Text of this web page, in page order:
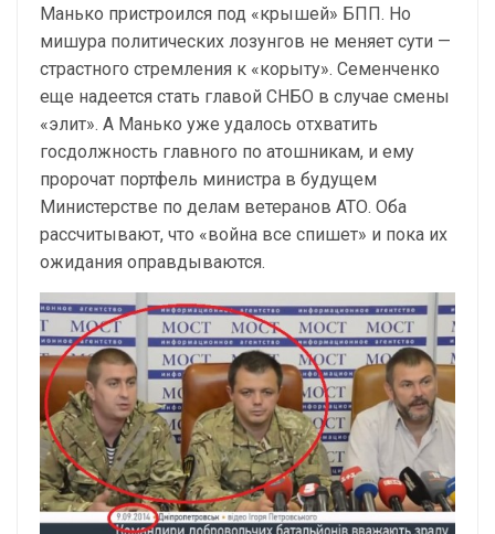
Манько пристроился под «крышей» БПП. Но
мишура политических лозунгов не меняет сути —
страстного стремления к «корыту». Семенченко
еще надеется стать главой СНБО в случае смены
«элит». А Манько уже удалось отхватить
госдолжность главного по атошникам, и ему
пророчат портфель министра в будущем
Министерстве по делам ветеранов АТО. Оба
рассчитывают, что «война все спишет» и пока их
ожидания оправдываются.